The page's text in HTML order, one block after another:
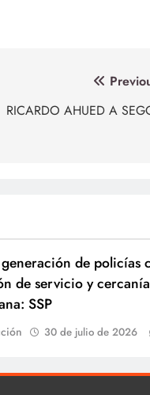
RICARDO AHUED A
generación de policías
de servicio y cercanía
SSP
30 de julio de 2026